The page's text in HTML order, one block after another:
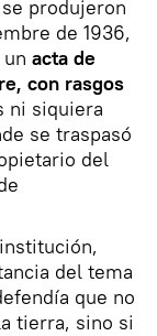
produjeron
de 1936,
acta de
con rasgos
ni siquiera
se traspasó
del
del tema
que no
tierra, sino si